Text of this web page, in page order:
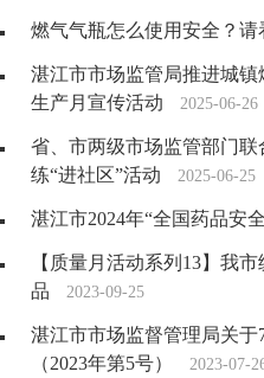
燃气气瓶怎么使用安全？
湛江市市场监管局推进城
生产月宣传活动
2025-06-26
省、市两级市场监管部门
练“进社区”活动
2025-06-25
湛江市2024年“全国药品安
【质量月活动系列13】我
品
2023-09-25
湛江市市场监督管理局关
（2023年第5号）
2023-07-